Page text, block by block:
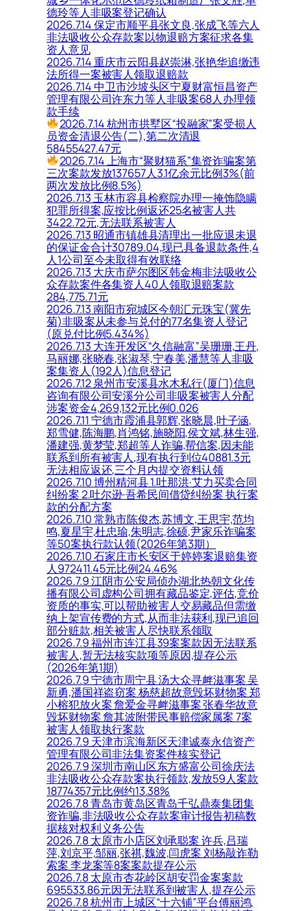
德玲等人非吸案登记确认
2026.7.14 保定市顺平县张文良,张成飞等六人
非法吸收公众存款案以物退赔方案征求各集
资人意见
2026.7.14 重庆市云阳县赵崇淋,张艳华追缴违
法所得一案被害人领取退赔款
2026.7.14 中卫市沙坡头区宁夏财富恒昌资产
管理有限公司许东力等人非吸案68人办理领
款手续
2026.7.14 杭州市拱墅区“投融家”案受损人
员资金清退公告(二),第二次清退
58455427.47元
2026.7.14 上海市“聚财猫系”集资诈骗案第
三次案款发放137657人3.1亿余元比例3%(前
两次发放比例8.5%)
2026.7.13 玉林市容县检察院办理一掩饰隐瞒
犯罪所得案,应按比例返还25名被害人共
3422.72元,无法联系被害人
2026.7.13 昭通市镇雄县清理出一批应退未退
的保证金合计30789.04,现已具备退款条件,4
人1公司至今未取得有效联络
2026.7.13 大庆市萨尔图区韩金梅非法吸收公
众存款案件各集资人40人领取退赔案款
284,775.71元
2026.7.13 南阳市宛城区今朝汇元珠宝(冀先
菊)非吸案从未参与兑付的77名集资人登记
(原兑付比例5.434%)
2026.7.13 大连开发区“久信融富”吴珊珊,王丹,
马丽娜,张晓春,张淑琴,宁春美,潘慧等人非吸
案集资人(192人)信息登记
2026.7.12 泉州市安溪县水木私行(厦门)信息
咨询有限公司安溪分公司非吸案被害人分配
涉案资金4,269,132元比例0.026
2026.7.11 宁德市霞浦县郭辉,张晓晨,叶子涵,
郑雪健,陈海鹏,肖鸿铭,施晓阳,侯文斌,林生强,
潘建强,黄梦莹,郑超等人诈骗,帮信案,因未能
联系到所有被害人,现有执行到位40881.3元
无法相应返还,三个月内提交资料认领
2026.7.10 博州精河县 1.吐那洪·艾力买卖合同
纠纷案 2.吐尔逊·吾希民间借贷纠纷案 执行案
款的分配方案
2026.7.10 常熟市陈俊杰,苏博文,王思宇,范均
鸣,夏星宇,杜忠瑜,朱明志,徐硕,尹家乐诈骗案
等50案执行款认领(2026年第3期）
2026.7.10 石家庄市长安区于婷婷案退赔集资
人972411.45元比例24.46%
2026.7.9 江阴市公安局侦办湖北热朝文化传
播有限公司虚构公司拥有藏品鉴定,评估,竞价
资质的事实,可以帮助被害人交易藏品但需缴
纳上架宣传费的方式,从而非法获利,现已追回
部分赃款,相关被害人尽快联系领取
2026.7.9 福州市连江县39案案款因无法联系
被害人,暂无法核实款项等原因,提存公示
(2026年第1期)
2026.7.9 宁德市周宁县 汤大众寻衅滋事案 吴
新勇,潘国祥盗窃案 杨慈超故意毁坏财物案 郑
小榕犯放火案 詹爱金寻衅滋事案 张春华故意
毁坏财物案 詹其波附带民事赔偿家属案 7案
被害人领取执行案款
2026.7.9 天津市滨海新区天津诚泰永信资产
管理有限公司非法集资案件核实登记
2026.7.9 深圳市南山区东方盛富公司徐庆法
非法吸收公众存款案执行领款,发放59人案款
18774357元比例约13.38%
2026.7.8 青岛市黄岛区青岛千弘鼎泰集团集
资诈骗,非法吸收公众存款案审计报告初稿数
据核对权利义务公告
2026.7.8 太原市小店区刘承聪案 许兵,吕瑞
萍,刘京平,邹丽,张祺,魏波,闫虎案 刘杨敲诈勒
索案 李龙案等8案案款提存公示
2026.7.8 太原市杏花岭区胡安罚金案案款
695533.86元因无法联系到被害人,提存公示
2026.7.8 杭州市上城区“十六铺”平台傅丽鸿,